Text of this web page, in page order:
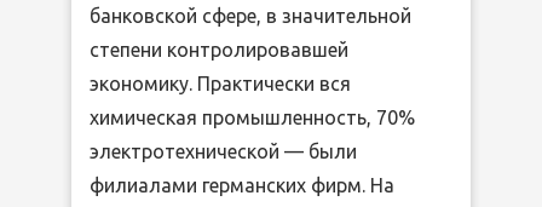
банковской сфере, в значительной
степени контролировавшей
экономику. Практически вся
химическая промышленность, 70%
электротехнической — были
филиалами германских фирм. На